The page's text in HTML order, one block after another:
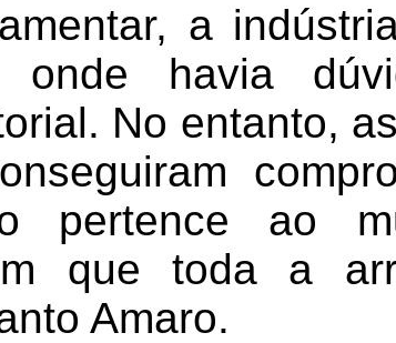
a
havia
No entanto,
pertence ao
que toda a
Amaro.